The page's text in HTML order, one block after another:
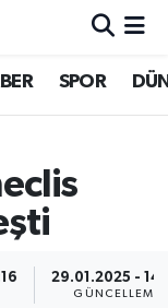
SPOR
29.01.2025 -
GÜNCELLEME